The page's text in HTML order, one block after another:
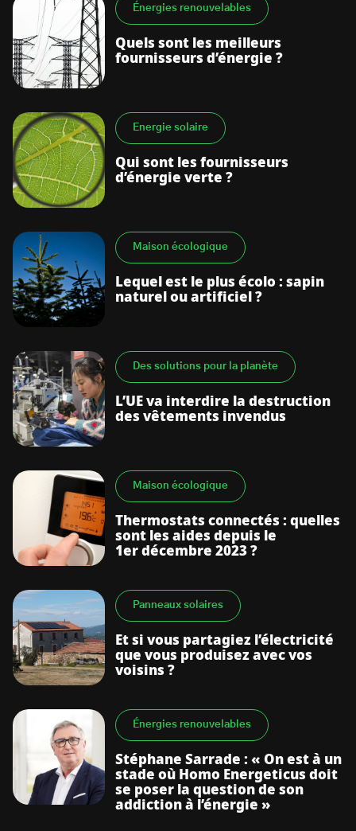
Énergies renouvelables
Quels sont les meilleurs
fournisseurs d’énergie ?
Energie solaire
Qui sont les fournisseurs
d’énergie verte ?
Maison écologique
Lequel est le plus écolo : sapin
naturel ou artificiel ?
Des solutions pour la planète
L’UE va interdire la destruction
des vêtements invendus
Maison écologique
Thermostats connectés : quelles
sont les aides depuis le
1er décembre 2023 ?
Panneaux solaires
Et si vous partagiez l’électricité
que vous produisez avec vos
voisins ?
Énergies renouvelables
Stéphane Sarrade : « On est à un
stade où Homo Energeticus doit
se poser la question de son
addiction à l’énergie »